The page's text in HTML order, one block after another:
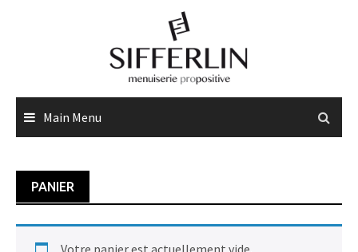
Main Menu
PANIER
Votre panier est actuellement vide.